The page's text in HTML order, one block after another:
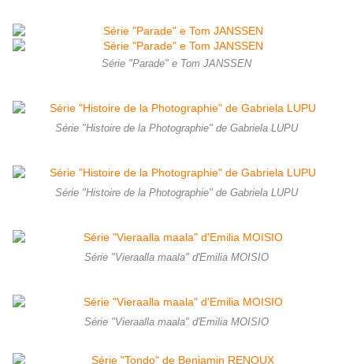
Série "Parade" e Tom JANSSEN
Série "Histoire de la Photographie" de Gabriela LUPU
Série "Histoire de la Photographie" de Gabriela LUPU
Série "Vieraalla maala" d'Emilia MOISIO
Série "Vieraalla maala" d'Emilia MOISIO